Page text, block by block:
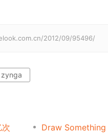
2012/09/95496/
zynga